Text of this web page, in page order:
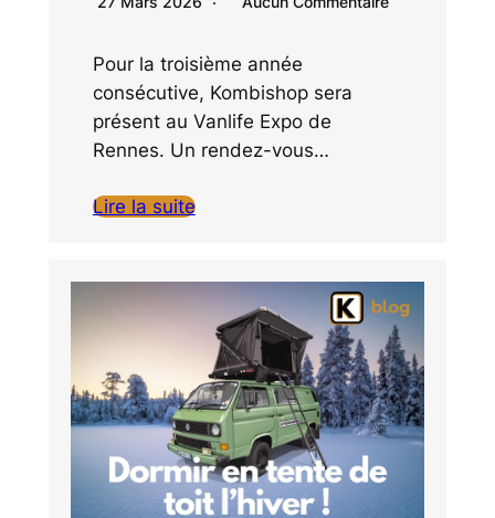
Pour la troisième année
consécutive, Kombishop sera
présent au Vanlife Expo de
Rennes. Un rendez-vous…
Lire la suite